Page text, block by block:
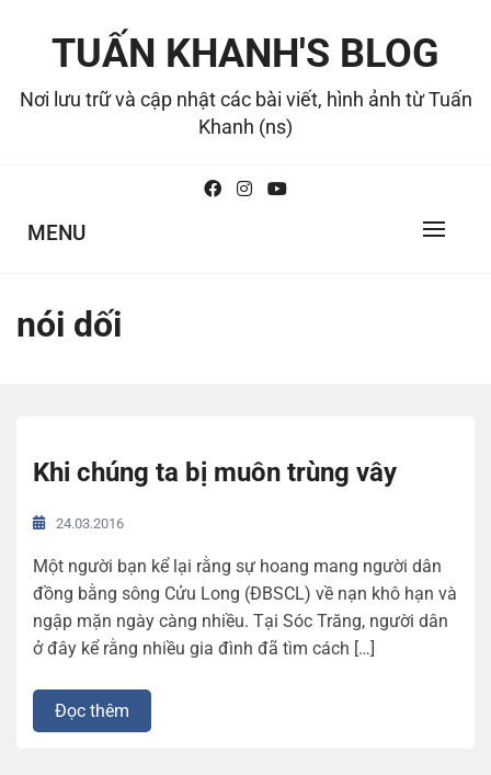
TUẤN KHANH'S BLOG
Nơi lưu trữ và cập nhật các bài viết, hình ảnh từ Tuấn
Khanh (ns)
MENU
nói dối
Khi chúng ta bị muôn trùng vây
24.03.2016
Một người bạn kể lại rằng sự hoang mang người dân
đồng bằng sông Cửu Long (ĐBSCL) về nạn khô hạn và
ngập mặn ngày càng nhiều. Tại Sóc Trăng, người dân
ở đây kể rằng nhiều gia đình đã tìm cách […]
Đọc thêm